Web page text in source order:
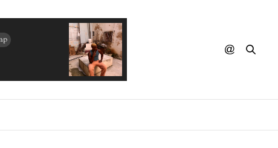
IAN IKON - Andr Tutto Bene (Dim